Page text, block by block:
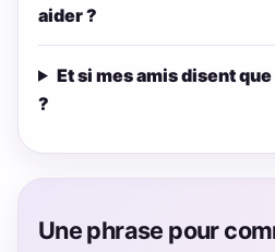
aider ?
Et si mes amis disent
?
Une phrase pour